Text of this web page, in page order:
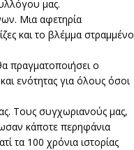
μας.
Μια αφετηρία
και το βλέμμα στραμμένο
πραγματοποιήσει ο
ενότητας για όλους όσοι
Τους συγχωριανούς μας,
κάποτε περηφάνια
τα 100 χρόνια ιστορίας